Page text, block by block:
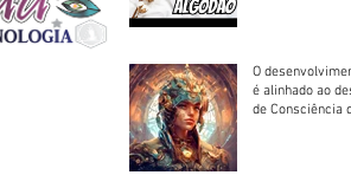
O
é alinhado ao
de Consciência